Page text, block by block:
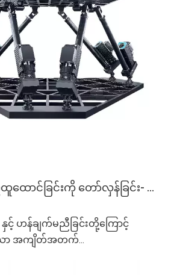
အကျိတ်ပြန်လည်ထူထောင်ခြင်းကို တော်လှန်ခြင်း- ဂျာမန်ဆေးရုံတစ်ရုံသည် 6DOF Motion Platforms ကို ဟန်ချက်ညီသောကုထုံးအတွက် အသုံးပြုနည်း
နှင့် ဟန်ချက်မညီခြင်းတို့ကြောင့်
ာ အကျိတ်အတက်...